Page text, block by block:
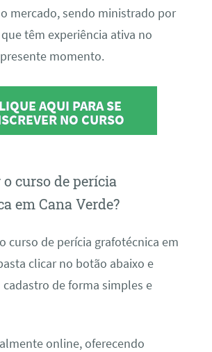
mercado, sendo ministrado por
têm experiência ativa no
momento.
AQUI PARA SE
NO CURSO
o curso de perícia
em Cana Verde?
curso de perícia grafotécnica em
clicar no botão abaixo e
de forma simples e
online, oferecendo